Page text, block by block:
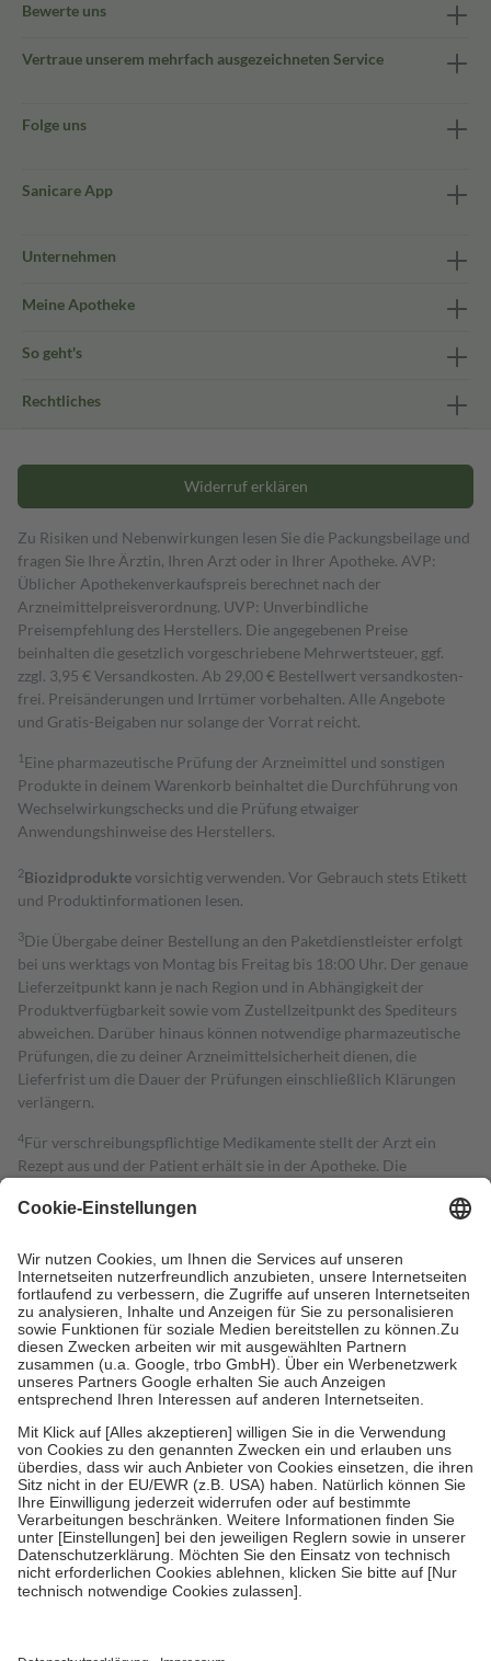
Bewerte uns
Vertraue unserem mehrfach ausgezeichneten Service
Folge uns
Sanicare App
Unternehmen
Meine Apotheke
So geht's
Rechtliches
Widerruf erklären
Zu Risiken und Nebenwirkungen lesen Sie die Packungsbeilage und
fragen Sie Ihre Ärztin, Ihren Arzt oder in Ihrer Apotheke. AVP:
Üblicher Apothekenverkaufspreis berechnet nach der
Arzneimittelpreisverordnung. UVP: Unverbindliche
Preisempfehlung des Herstellers. Die angegebenen Preise
beinhalten die gesetzlich vorgeschriebene Mehrwertsteuer, ggf.
zzgl. 3,95 € Versandkosten. Ab 29,00 € Bestell­wert versand­kosten­
frei. Preisänderungen und Irrtümer vorbehalten. Alle Angebote
und Gratis-Beigaben nur solange der Vorrat reicht.
1 Eine pharmazeutische Prüfung der Arzneimittel und sonstigen
Produkte in deinem Warenkorb beinhaltet die Durchführung von
Wechselwirkungschecks und die Prüfung etwaiger
Anwendungshinweise des Herstellers.
2Biozidproduktevorsichtig verwenden. Vor Gebrauch stets Etikett
und Produktinformationen lesen.
3Die Übergabe deiner Bestellung an den Paketdienstleister erfolgt
bei uns werktags von Montag bis Freitag bis 18:00 Uhr. Der genaue
Lieferzeitpunkt kann je nach Region und in Abhängigkeit der
Produktverfügbarkeit sowie vom Zustellzeitpunkt des Spediteurs
abweichen. Darüber hinaus können notwendige pharmazeutische
Prüfungen, die zu deiner Arzneimittelsicherheit dienen, die
Lieferfrist um die Dauer der Prüfungen einschließlich Klärungen
verlängern.
4Für verschreibungspflichtige Medikamente stellt der Arzt ein
Rezept aus und der Patient erhält sie in der Apotheke. Die
Kosten dafür, der Versicherte trägt einen Teil davon als Zuzahlung
Grundsätzlich leisten Mitglieder Zuzahlungen in Höhe von zehn
Prozent des Abgabepreises,mindestensjedochfünf Euround
höchstens zehn Euro.Es sind jedoch nie mehr als die tatsächlichen
Kosten der Leistung zu entrichten.
Diese Regeln gelten grundsätzlich auch für Online-Apotheken.
Bei Heilmitteln und häuslicher Krankenpflege beträgt die
Zuzahlung zehn Prozent der Kosten sowie zehn Euro je
Um das Engagement der Versicherten für ihre eigene Gesundheit zu
stärken und die besondere Stellung der Familie zu unterstützen,
fallenkeine Zuzahlungen an bei:
• Kindern und Jugendlichen bis zum vollendeten 18. Lebensjahr
mit Ausnahme der Fahrkosten
• Untersuchungen zur Vorsorge und Früherkennung, die von der
GKV getragen werden
• empfohlenen Schutzimpfungen